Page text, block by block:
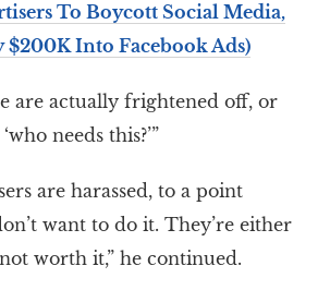
To Boycott Social Media,
$200K Into Facebook Ads)
are actually frightened off, or
needs this?’”
are harassed, to a point
want to do it. They’re either
worth it,” he continued.